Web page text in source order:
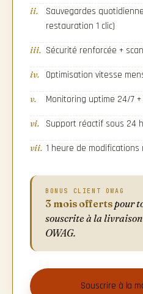
ii.
Sauvegardes
restauration 1 clic)
iii. Sécurité renforcée +
iv. Optimisation vitesse
v. Monitoring uptime 24/7
vi. Support réactif sous 24
vii. 1 heure de
BONUS CLIENT OWAG
3 mois offerts pour
souscrite à la
OWAG.
Souscrire à la